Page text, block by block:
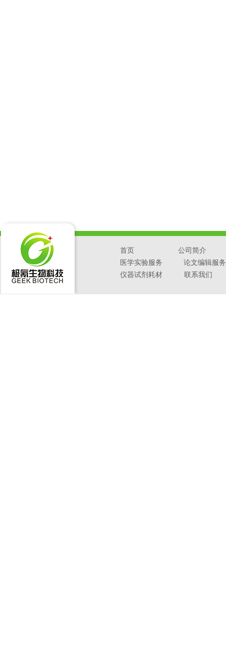
首页
公司简介
医学实验服务
论文编辑服务
仪器试剂耗材
联系我们